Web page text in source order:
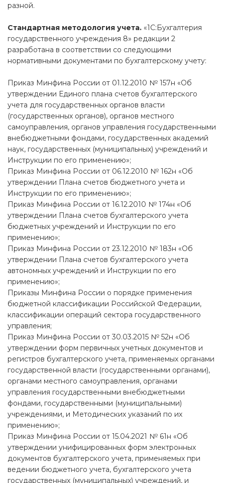
разной.
Стандартная методология учета. «1С:Бухгалтерия
государственного учреждения 8» редакции 2
разработана в соответствии со следующими
нормативными документами по бухгалтерскому учету:
Приказ Минфина России от 01.12.2010 № 157н «Об
утверждении Единого плана счетов бухгалтерского
учета для государственных органов власти
(государственных органов), органов местного
самоуправления, органов управления государственными
внебюджетными фондами, государственных академий
наук, государственных (муниципальных) учреждений и
Инструкции по его применению»;
Приказ Минфина России от 06.12.2010 № 162н «Об
утверждении Плана счетов бюджетного учета и
Инструкции по его применению»;
Приказ Минфина России от 16.12.2010 № 174н «Об
утверждении Плана счетов бухгалтерского учета
бюджетных учреждений и Инструкции по его
применению»;
Приказ Минфина России от 23.12.2010 № 183н «Об
утверждении Плана счетов бухгалтерского учета
автономных учреждений и Инструкции по его
применению»;
Приказы Минфина России о порядке применения
бюджетной классификации Российской Федерации,
классификации операций сектора государственного
управления;
Приказ Минфина России от 30.03.2015 № 52н «Об
утверждении форм первичных учетных документов и
регистров бухгалтерского учета, применяемых органами
государственной власти (государственными органами),
органами местного самоуправления, органами
управления государственными внебюджетными
фондами, государственными (муниципальными)
учреждениями, и Методических указаний по их
применению»;
Приказ Минфина России от 15.04.2021 № 61н «Об
утверждении унифицированных форм электронных
документов бухгалтерского учета, применяемых при
ведении бюджетного учета, бухгалтерского учета
государственных (муниципальных) учреждений, и